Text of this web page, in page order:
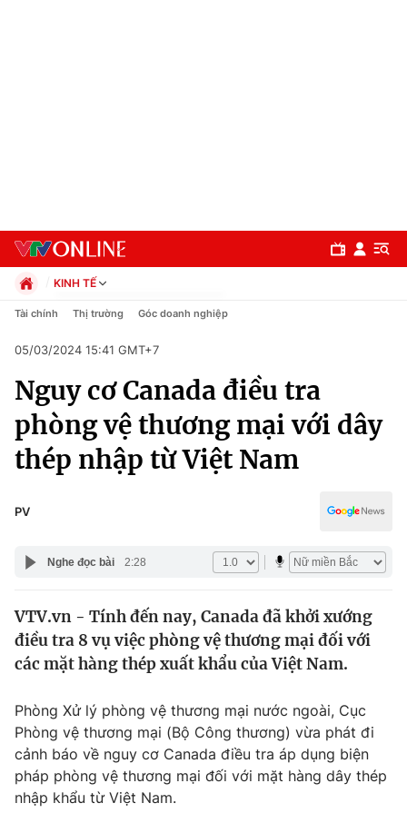
Chuyên mục
Chính trị
Xã hội
Pháp luật
Y tế
Thế giới
Tin tức
Câu chuyện quốc tế
Kinh tế
Tài chính
Thị trường
Góc doanh nghiệp
Dữ liệu và đời sống
Truyền hình
KINH TẾ
Chính trị
Pháp luật
Kinh tế
Thể thao
Truyền hình
Văn hóa - Giải trí
Y tế
Tài chính Thị trường Góc doanh nghiệp
05/03/2024 15:41 GMT+7
Nguy cơ Canada điều tra
phòng vệ thương mại với dây
thép nhập từ Việt Nam
PV
Nghe đọc bài 2:28
VTV.vn - Tính đến nay, Canada đã khởi xướng
điều tra 8 vụ việc phòng vệ thương mại đối với
các mặt hàng thép xuất khẩu của Việt Nam.
Phòng Xử lý phòng vệ thương mại nước ngoài, Cục
Phòng vệ thương mại (Bộ Công thương) vừa phát đi
cảnh báo về nguy cơ Canada điều tra áp dụng biện
pháp phòng vệ thương mại đối với mặt hàng dây thép
nhập khẩu từ Việt Nam.